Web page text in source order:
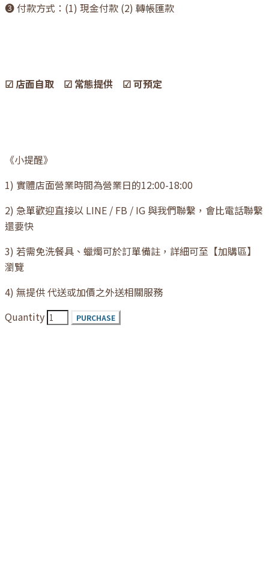
❸ 付款方式：(1) 現金付款 (2) 轉帳匯款
☑ 店面自取 ☑ 常態提供 ☑ 可預定
《小提醒》
1) 實體店面營業時間為營業日的12:00-18:00
2) 急單歡迎直接以 LINE / FB / IG 與我們聯繫，會比電話聯繫
還要快
3) 若需免洗餐具、蠟燭可於訂單備註，詳細可至【加購區】
瀏覽
4) 無提供 代送或加價之外送相關服務
Quantity
PURCHASE